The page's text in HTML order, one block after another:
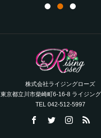
株式会社ライジングローズ
東京都立川市柴崎町6-16-8 ライジン
TEL 042-512-5997